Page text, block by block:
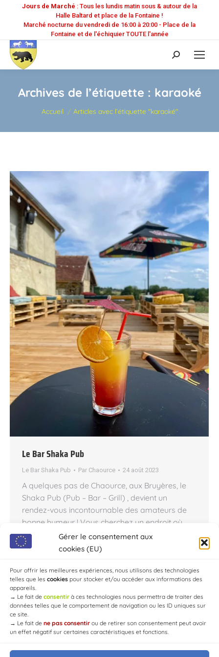
Gérer le consentement aux
cookies (EU)
Pour offrir les meilleures expériences, nous utilisons des technologies
telles que les cookies pour stocker et/ou accéder aux informations des
appareils.
→ Le fait de consentir à ces technologies nous permettra de traiter des
données telles que le comportement de navigation ou les ID uniques sur
ce site.
→ Le fait de ne pas consentir ou de retirer son consentement peut avoir
un effet négatif sur certaines caractéristiques et fonctions.
Jours de Marché : Tous les lundis matin sous & autour de la
Halle Baltard et place de la Fontaine !
Marché nocturne du vendredi de 16:00 à 20:00 - Place de la
Fontaine et de l'échiquier TOUTE l'année
Recherche
:
Archives de l’étiquette : karaoké
Vous êtes ici :
Accueil Articles avec l’étiquette "karaoké"
Le Bar Shaka Pub
Le Bar Shaka Pub Par Chaource 24 août 2023
A quelques pas de Chaource, aux Bruyères, le
Shaka Pub (Pub – Bar – Grill) , devient un
rendez-vous incontournable des amateurs de
bonne humeur ! Vous cherchez un endroit où
passer une bonne soirée entre amis ou en
famille ? Le Shaka Pub est l’endroit qu’il vous
large choix de…